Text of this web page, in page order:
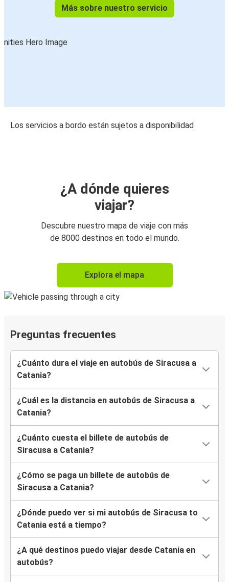
Más sobre nuestro servicio
Los servicios a bordo están sujetos a disponibilidad
¿A dónde quieres
viajar?
Descubre nuestro mapa de viaje con más
de 8000 destinos en todo el mundo.
Explora el mapa
Preguntas frecuentes
¿Cuánto dura el viaje en autobús de Siracusa a
Catania?
¿Cuál es la distancia en autobús de Siracusa a
Catania?
¿Cuánto cuesta el billete de autobús de
Siracusa a Catania?
¿Cómo se paga un billete de autobús de
Siracusa a Catania?
¿Dónde puedo ver si mi autobús de Siracusa to
Catania está a tiempo?
¿A qué destinos puedo viajar desde Catania en
autobús?